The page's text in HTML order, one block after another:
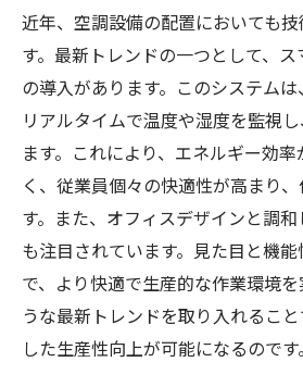
近年、空調設備の配置においても
す。最新トレンドの一つとして、
の導入があります。このシステムは
リアルタイムで温度や湿度を監視
ます。これにより、エネルギー効
く、従業員個々の快適性が高まり
す。また、オフィスデザインと調
も注目されています。見た目と機
で、より快適で生産的な作業環境
うな最新トレンドを取り入れるこ
した生産性向上が可能になるのです。